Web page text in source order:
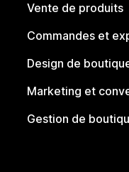
Vente de produits
Commandes et
Design de
Marketing et
Gestion de